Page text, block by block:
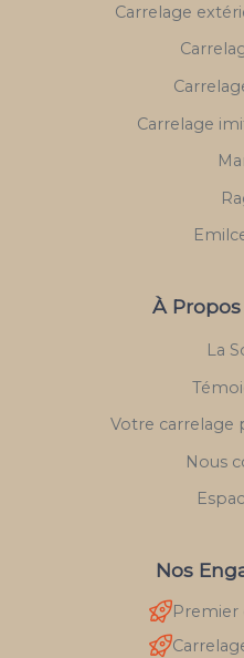
Carrelage
Carrelage
À
La
Votre carrelage
Nous
Nos
Premier